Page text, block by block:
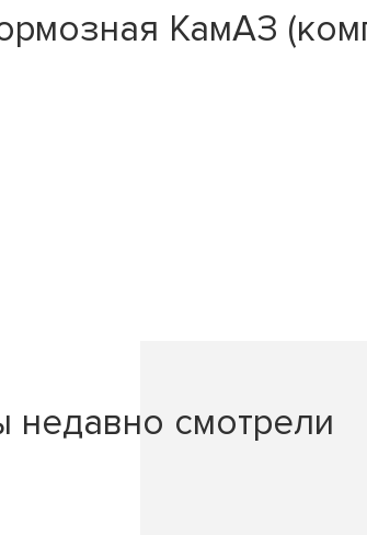
КамАЗ
недавно смотрели